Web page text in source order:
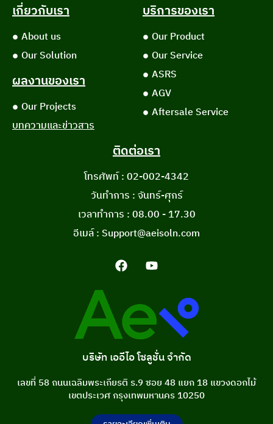
เกี่ยวกับเรา
About us
Our Solution
ผลงานของเรา
Our Projects
บทความและข่าวสาร
บริการของเรา
Our Product
Our Service
ASRS
AGV
Aftersale Service
ติดต่อเรา
โทรศัพท์ : 02-002-4342
วันทำการ : จันทร์-ศุกร์
เวลาทำการ : 08.00 - 17.30
อีเมล์ : Support@aeisoln.com
บริษัท เออีไอ โซลูชั่น จำกัด
เลขที่ 58 ถนนเฉลิมพระเกียรติ ร.9 ซอย 48 แยก 18 แขวงดอกไม้
เขตประเวศ กรุงเทพมหานคร 10250